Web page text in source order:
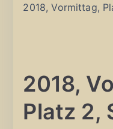
2018, Vormittag,
2018,
Platz 2,